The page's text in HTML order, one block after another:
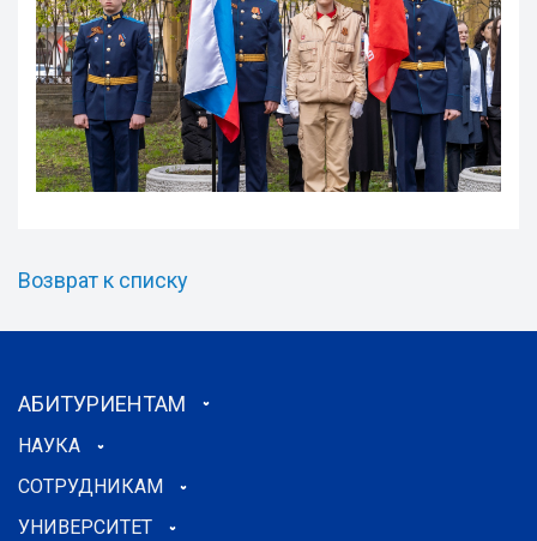
Возврат к списку
АБИТУРИЕНТАМ
НАУКА
СОТРУДНИКАМ
УНИВЕРСИТЕТ